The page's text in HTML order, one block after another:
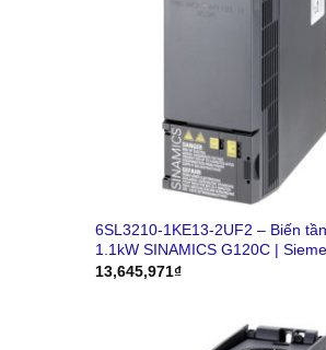
6SL3210-1KE13-2UF2 – Biến
1.1kW SINAMICS G120C |
13,645,971₫